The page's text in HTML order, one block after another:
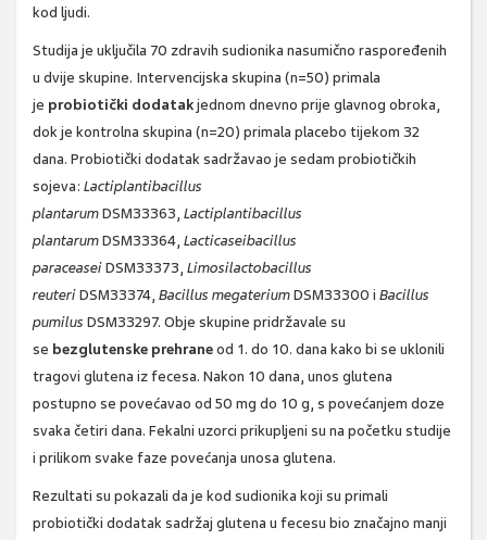
kod ljudi.
Studija je uključila 70 zdravih sudionika nasumično raspoređenih
u dvije skupine. Intervencijska skupina (n=50) primala
je probiotički dodatakjednom dnevno prije glavnog obroka,
dok je kontrolna skupina (n=20) primala placebo tijekom 32
dana. Probiotički dodatak sadržavao je sedam probiotičkih
sojeva: Lactiplantibacillus
plantarumDSM33363, Lactiplantibacillus
plantarumDSM33364, Lacticaseibacillus
paraceaseiDSM33373, Limosilactobacillus
reuteriDSM33374, Bacillus megateriumDSM33300 i Bacillus
pumilus DSM33297. Obje skupine pridržavale su
se bezglutenske prehraneod 1. do 10. dana kako bi se uklonili
tragovi glutena iz fecesa. Nakon 10 dana, unos glutena
postupno se povećavao od 50 mg do 10 g, s povećanjem doze
svaka četiri dana. Fekalni uzorci prikupljeni su na početku studije
i prilikom svake faze povećanja unosa glutena.
Rezultati su pokazali da je kod sudionika koji su primali
probiotički dodatak sadržaj glutena u fecesu bio značajno manji